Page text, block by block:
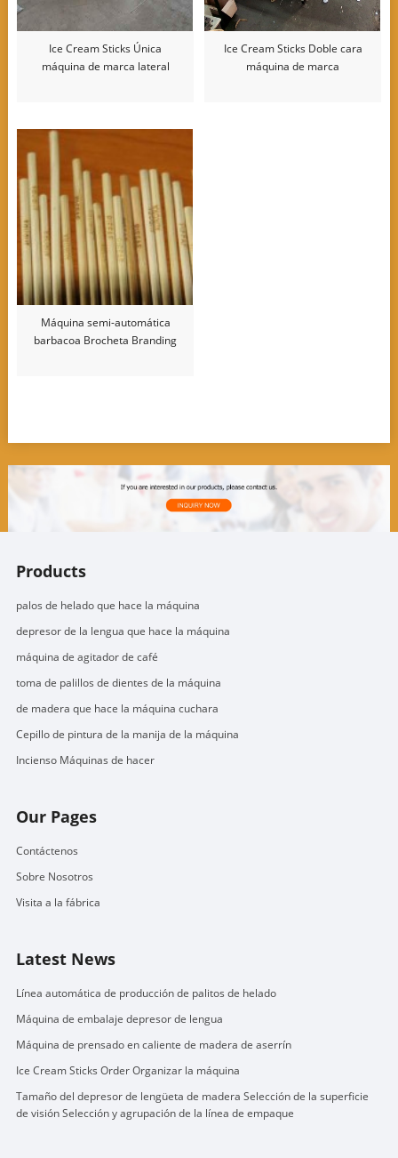
Ice Cream Sticks Única
máquina de marca lateral
Ice Cream Sticks Doble cara
máquina de marca
Máquina semi-automática
barbacoa Brocheta Branding
Products
palos de helado que hace la máquina
depresor de la lengua que hace la máquina
máquina de agitador de café
toma de palillos de dientes de la máquina
de madera que hace la máquina cuchara
Cepillo de pintura de la manija de la máquina
Incienso Máquinas de hacer
Our Pages
Contáctenos
Sobre Nosotros
Visita a la fábrica
Latest News
Línea automática de producción de palitos de helado
Máquina de embalaje depresor de lengua
Máquina de prensado en caliente de madera de aserrín
Ice Cream Sticks Order Organizar la máquina
Tamaño del depresor de lengüeta de madera Selección de la superficie
de visión Selección y agrupación de la línea de empaque